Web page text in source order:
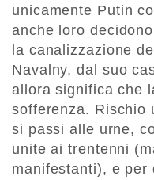
unicamente Putin
anche loro
la canalizzazione
Navalny, dal suo
allora significa che
sofferenza. Rischio
si passi alle urne,
unite ai trentenni
manifestanti), e per